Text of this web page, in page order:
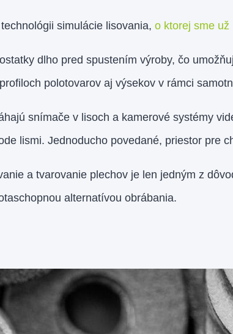
simulácie lisovania, o ktorej sme už
dlho pred spustením výroby, čo
polotovarov aj výsekov v rámci
snímače v lisoch a kamerové systémy
lismi. Jednoducho povedané, priestor pre
a tvarovanie plechov je len jedným z
alternatívou obrábania.